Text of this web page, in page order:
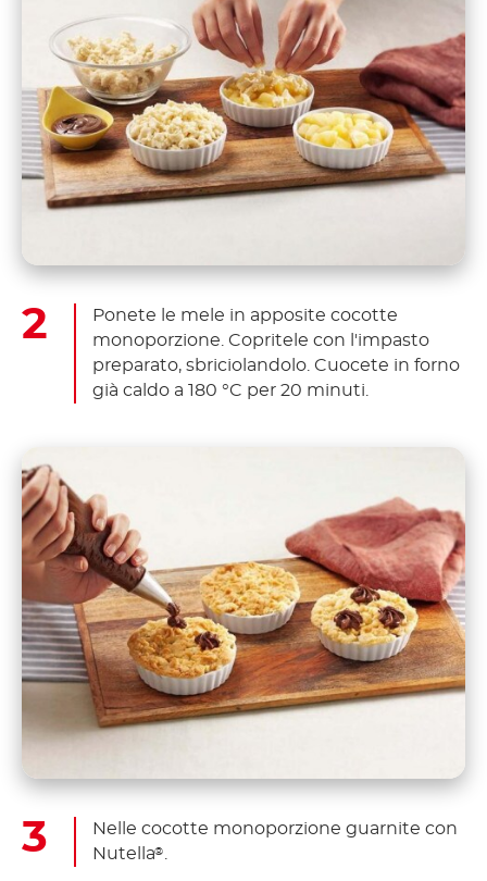
Ponete le mele in apposite cocotte
monoporzione. Copritele con l'impasto
preparato, sbriciolandolo. Cuocete in forno
già caldo a 180 °C per 20 minuti.
Nelle cocotte monoporzione guarnite con
Nutella® .